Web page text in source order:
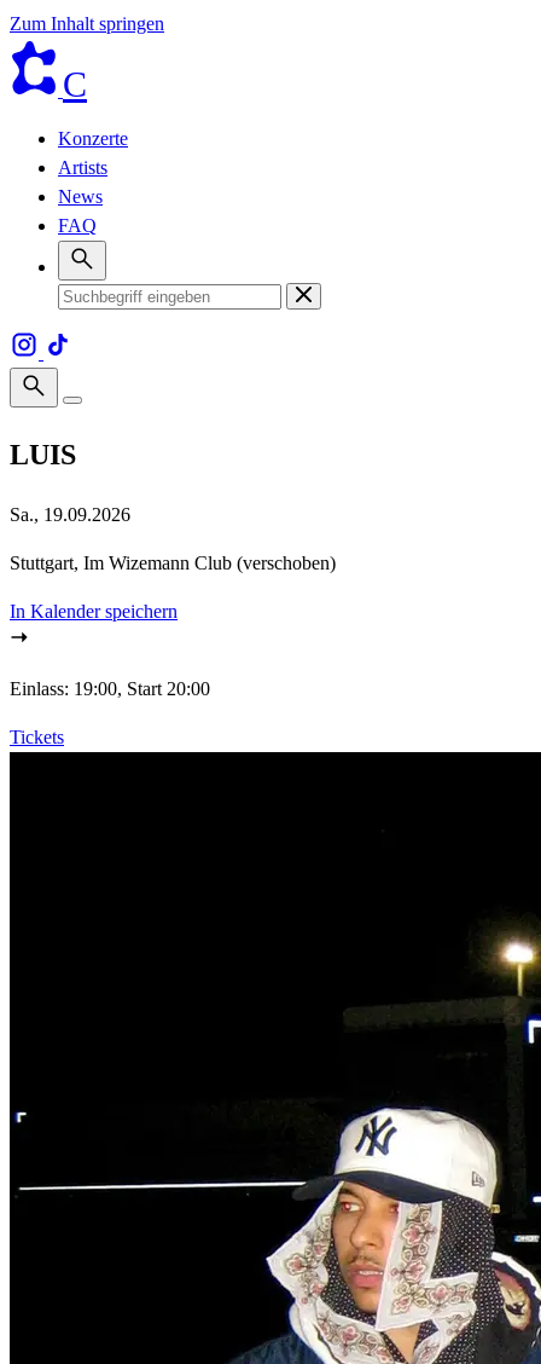
Zum Inhalt springen
C
Konzerte
Artists
News
FAQ
LUIS
Sa., 19.09.2026
Stuttgart, Im Wizemann Club (verschoben)
In Kalender speichern
Einlass: 19:00, Start 20:00
Tickets